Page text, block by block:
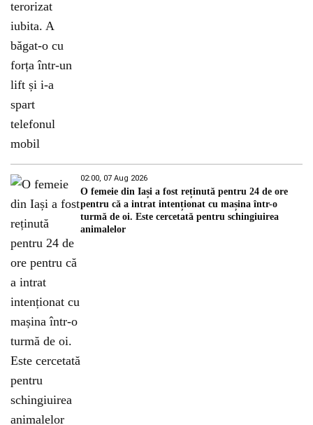
02:00, 07 Aug 2026
O femeie din Iași a fost reținută pentru 24 de ore
pentru că a intrat intenționat cu mașina într-o
turmă de oi. Este cercetată pentru schingiuirea
animalelor